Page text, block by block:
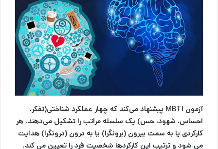
آزمون MBTI پیشنهاد می‌کند که چهار عملکرد شناختی(تفکر،
احساس، شهود، حس) یک سلسله مراتب را تشکیل می‌دهند. هر
کارکردی یا به سمت بیرون (برونگرا) یا به درون (درونگرا) هدایت
می شود و ترتیب این کارکردها شخصیت فرد را تعیین می کند.